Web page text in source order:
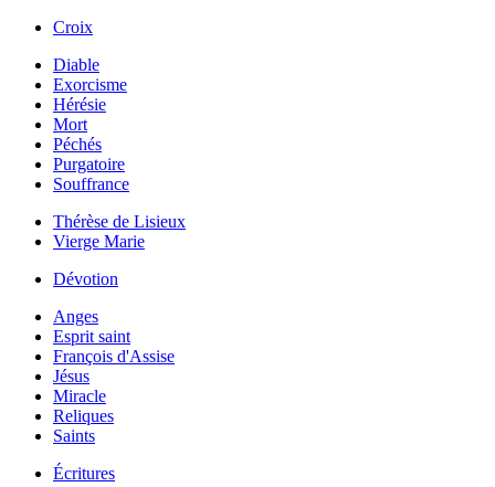
Croix
Diable
Exorcisme
Hérésie
Mort
Péchés
Purgatoire
Souffrance
Thérèse de Lisieux
Vierge Marie
Dévotion
Anges
Esprit saint
François d'Assise
Jésus
Miracle
Reliques
Saints
Écritures